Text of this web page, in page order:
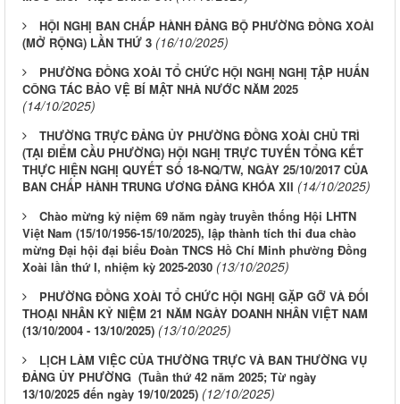
HỘI NGHỊ BAN CHẤP HÀNH ĐẢNG BỘ PHƯỜNG ĐỒNG XOÀI
(MỞ RỘNG) LẦN THỨ 3 (16/10/2025)
PHƯỜNG ĐỒNG XOÀI TỔ CHỨC HỘI NGHỊ NGHỊ TẬP HUẤN
CÔNG TÁC BẢO VỆ BÍ MẬT NHÀ NƯỚC NĂM 2025
(14/10/2025)
THƯỜNG TRỰC ĐẢNG ỦY PHƯỜNG ĐỒNG XOÀI CHỦ TRÌ
(TẠI ĐIỂM CẦU PHƯỜNG) HỘI NGHỊ TRỰC TUYẾN TỔNG KẾT
THỰC HIỆN NGHỊ QUYẾT SỐ 18-NQ/TW, NGÀY 25/10/2017 CỦA
BAN CHẤP HÀNH TRUNG ƯƠNG ĐẢNG KHÓA XII (14/10/2025)
Chào mừng kỷ niệm 69 năm ngày truyền thống Hội LHTN
Việt Nam (15/10/1956-15/10/2025), lập thành tích thi đua chào
mừng Đại hội đại biểu Đoàn TNCS Hồ Chí Minh phường Đồng
Xoài lần thứ I, nhiệm kỳ 2025-2030 (13/10/2025)
PHƯỜNG ĐỒNG XOÀI TỔ CHỨC HỘI NGHỊ GẶP GỠ VÀ ĐỐI
THOẠI NHÂN KỶ NIỆM 21 NĂM NGÀY DOANH NHÂN VIỆT NAM
(13/10/2004 - 13/10/2025) (13/10/2025)
LỊCH LÀM VIỆC CỦA THƯỜNG TRỰC VÀ BAN THƯỜNG VỤ
ĐẢNG ỦY PHƯỜNG (Tuần thứ 42 năm 2025; Từ ngày
13/10/2025 đến ngày 19/10/2025) (12/10/2025)